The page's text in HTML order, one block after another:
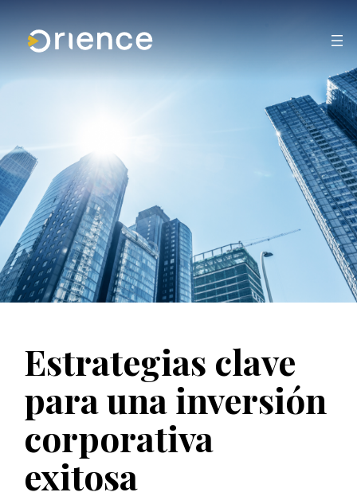
Estrategias clave
para una inversión
corporativa
exitosa